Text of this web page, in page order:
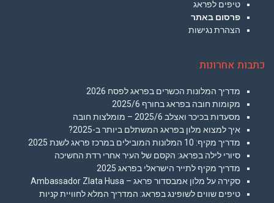
כתבות אחרונות
מקומות חובה בפראג בחורף 2025/6
איך למצוא מלון בפראג המשתלם ביותר ב-2025?
סיורי לילה בפראג: הקסם של העיר אחרי רדת החשיכה
מדריך מקיף לתייר הישראלי בפראג 2025
סקירה על מלון אמבסדור פראג – Ambassador Zlata Husa
טיפים שווים לשופינג בפראג: המדריך המלא לחוויית קניות